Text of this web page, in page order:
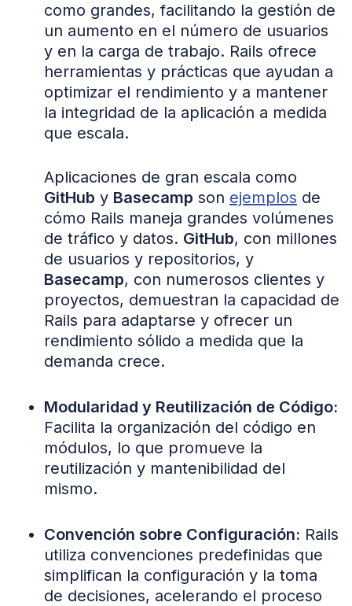
como grandes, facilitando la gestión de
un aumento en el número de usuarios
y en la carga de trabajo. Rails ofrece
herramientas y prácticas que ayudan a
optimizar el rendimiento y a mantener
la integridad de la aplicación a medida
que escala.
Aplicaciones de gran escala como
GitHub y Basecamp son ejemplos de
cómo Rails maneja grandes volúmenes
de tráfico y datos. GitHub, con millones
de usuarios y repositorios, y
Basecamp, con numerosos clientes y
proyectos, demuestran la capacidad de
Rails para adaptarse y ofrecer un
rendimiento sólido a medida que la
demanda crece.
Modularidad y Reutilización de Código:
Facilita la organización del código en
módulos, lo que promueve la
reutilización y mantenibilidad del
mismo.
Convención sobre Configuración: Rails
utiliza convenciones predefinidas que
simplifican la configuración y la toma
de decisiones, acelerando el proceso